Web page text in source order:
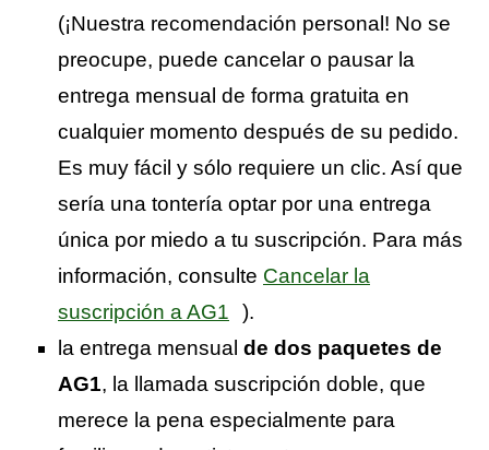
(¡Nuestra recomendación personal! No se
preocupe, puede cancelar o pausar la
entrega mensual de forma gratuita en
cualquier momento después de su pedido.
Es muy fácil y sólo requiere un clic. Así que
sería una tontería optar por una entrega
única por miedo a tu suscripción. Para más
información, consulte Cancelar la
suscripción a AG1
).
la entrega mensual de dos paquetes de
AG1, la llamada suscripción doble, que
merece la pena especialmente para